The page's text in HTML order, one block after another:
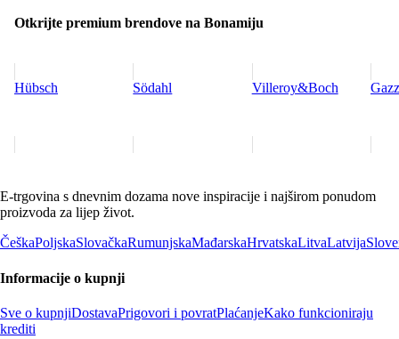
Otkrijte premium brendove na Bonamiju
Hübsch Södahl Villeroy&Boch
E-trgovina s dnevnim dozama nove inspiracije i najširom ponudom
proizvoda za lijep život.
ČeškaPoljskaSlovačkaRumunjskaMađarskaHrvatskaLitvaLatvija
Informacije o kupnji
Sve o kupnjiDostavaPrigovori i povratPlaćanjeKako funkcioniraju
krediti